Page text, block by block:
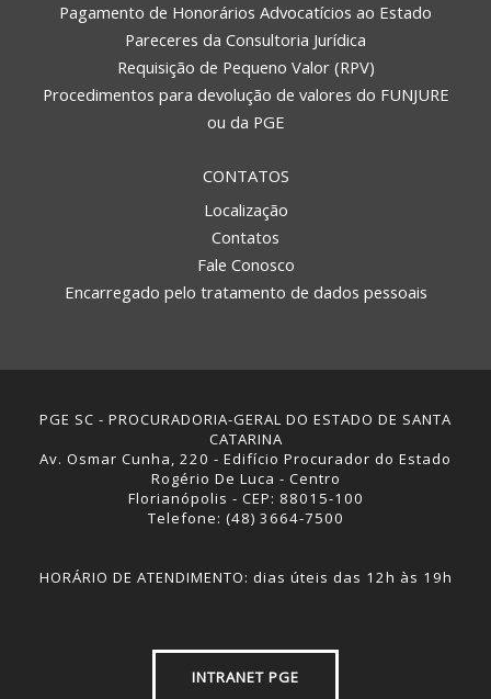
Pagamento de Honorários Advocatícios ao Estado
Pareceres da Consultoria Jurídica
Requisição de Pequeno Valor (RPV)
Procedimentos para devolução de valores do FUNJURE
ou da PGE
CONTATOS
Localização
Contatos
Fale Conosco
Encarregado pelo tratamento de dados pessoais
PGE SC - PROCURADORIA-GERAL DO ESTADO DE SANTA
CATARINA
Av. Osmar Cunha, 220 - Edifício Procurador do Estado
Rogério De Luca - Centro
Florianópolis - CEP: 88015-100
Telefone: (48) 3664-7500
HORÁRIO DE ATENDIMENTO: dias úteis das 12h às 19h
INTRANET PGE